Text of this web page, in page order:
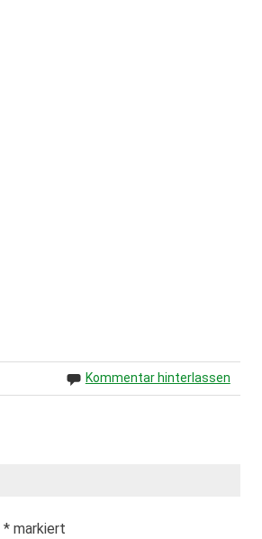
Kommentar hinterlassen
*markiert